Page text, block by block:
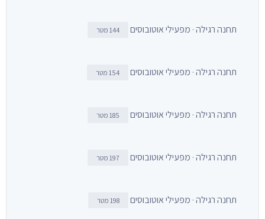
תחנה רגילה · מפעילי אוטובוסים 144 מטר
תחנה רגילה · מפעילי אוטובוסים 154 מטר
תחנה רגילה · מפעילי אוטובוסים 185 מטר
תחנה רגילה · מפעילי אוטובוסים 197 מטר
תחנה רגילה · מפעילי אוטובוסים 198 מטר